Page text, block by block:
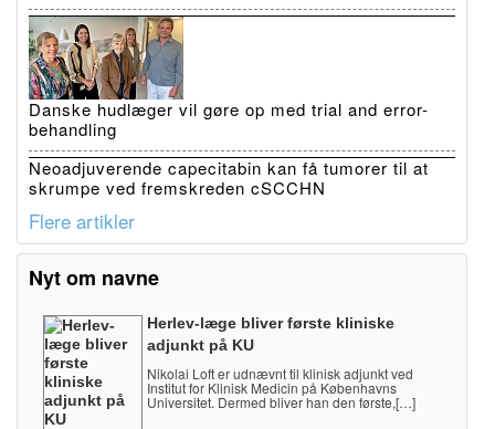
Danske hudlæger vil gøre op med trial and error-
behandling
Neoadjuverende capecitabin kan få tumorer til at
skrumpe ved fremskreden cSCCHN
Flere artikler
Nyt om navne
Herlev-læge bliver første kliniske
adjunkt på KU
Nikolai Loft er udnævnt til klinisk adjunkt ved
Institut for Klinisk Medicin på Københavns
Universitet. Dermed bliver han den første,[…]